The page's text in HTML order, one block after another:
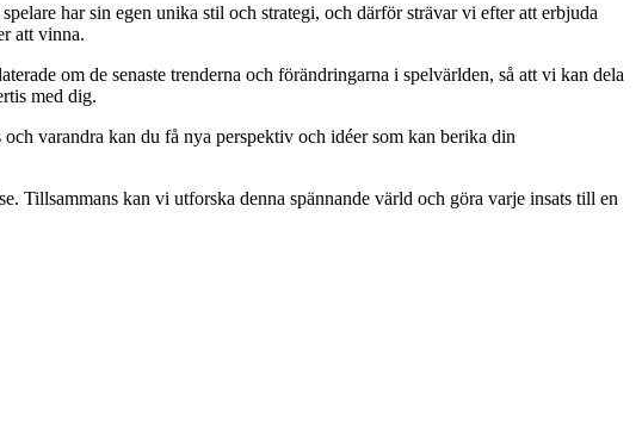
har sin egen unika stil och strategi, och därför strävar vi efter att erbjuda
att vinna.
om de senaste trenderna och förändringarna i spelvärlden, så att vi kan dela
med dig.
varandra kan du få nya perspektiv och idéer som kan berika din
Tillsammans kan vi utforska denna spännande värld och göra varje insats till en